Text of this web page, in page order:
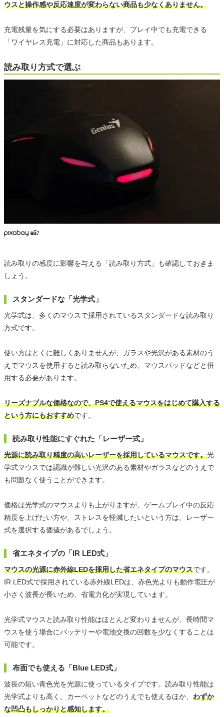
ウスと操作感や反応速度が変わらない商品も少なくありません。
充電残量を気にする必要はありますが、プレイ中でも充電できる
「ワイヤレス充電」に対応した商品もあります。
読み取り方式で選ぶ
読み取りの感度に影響を与える「読み取り方式」も確認しておきま
しょう。
スタンダードな「光学式」
光学式は、多くのマウスで採用されているスタンダードな読み取り
方式です。
使い方はとくに難しくありませんが、ガラスや光沢がある素材のう
えでマウスを使用すると読み取らないため、マウスパッドなどと併
用する必要があります。
リーズナブルな価格なので、PS4で使えるマウスをはじめて購入する
という方にもおすすめです。
読み取り性能にすぐれた「レーザー式」
光源に読み取り精度の高いレーザーを採用しているマウスです。光
学式マウスでは認識が難しい光沢のある素材やガラスなどのうえで
も問題なく使うことができます。
価格は光学式のマウスよりも上がりますが、ゲームプレイ中の反応
精度を上げたい方や、ストレスを軽減したいという方は、レーザー
式を選択する価値があるでしょう。
省エネタイプの「IR LED式」
マウスの光源に赤外線LEDを採用した省エネタイプのマウスです。
IR LED式で採用されている赤外線LEDは、赤色光よりも動作電圧が
小さく波長が長いため、省電力化が実現しています。
光学式マウスと読み取り性能はほとんど変わりませんが、長時間マ
ウスを使う場合にバッテリーや電池交換の回数を少なくすることは
可能です。
布面でも使える「Blue LED式」
波長の短い青色光を光源に使っているタイプです。読み取り性能は
光学式よりも高く、カーペットなどのうえでも使えるほか、 わずか
な凹凸もしっかりと感知します。